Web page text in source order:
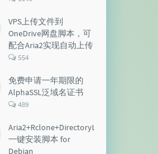
数：
VPS上传文件到
OneDrive网盘脚本，可
配合Aria2实现自动上传
评
数：
554
免费申请一年期限的
AlphaSSL泛域名证书
评
数：
489
Aria2+Rclone+DirectoryLister+Aria2Ng
一键安装脚本 for
Debian